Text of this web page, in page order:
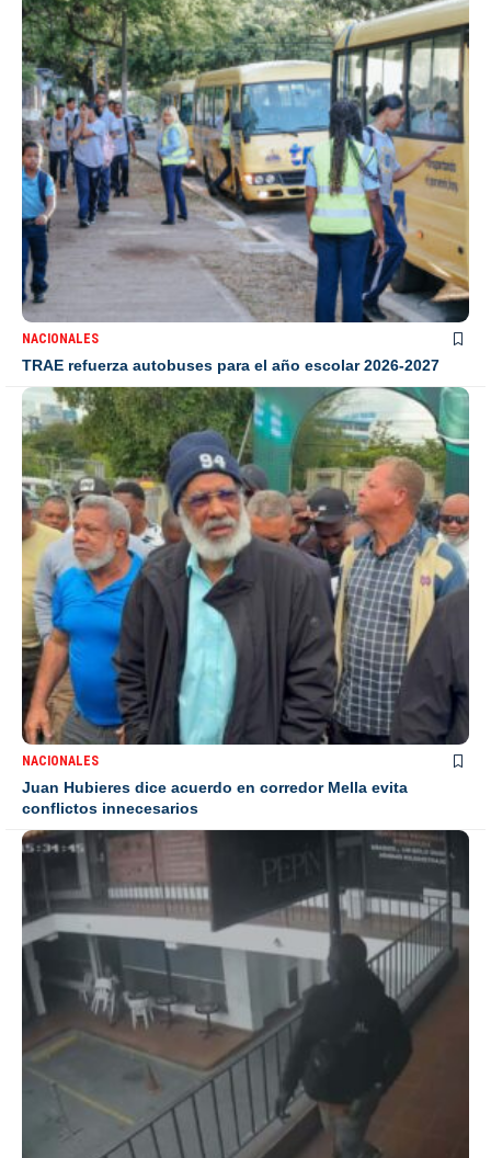
NACIONALES
TRAE refuerza autobuses para el año escolar 2026-2027
NACIONALES
Juan Hubieres dice acuerdo en corredor Mella evita
conflictos innecesarios